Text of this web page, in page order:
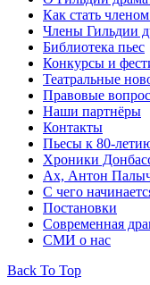
Как стать
Члены Гильдии
Библиотека пьес
Конкурсы и
Театральные
Правовые
Наши партнёры
Контакты
Пьесы к 80-
Хроники
Ах, Антон
С чего
Постановки
Современная
СМИ о нас
Back To Top